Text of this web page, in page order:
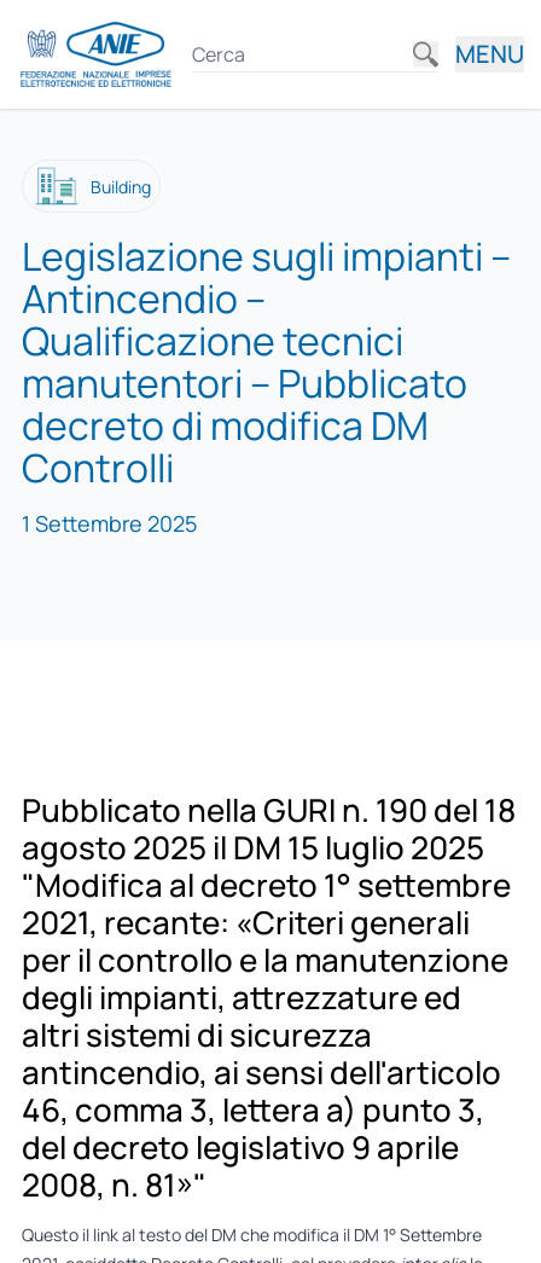
MENU
Building
Legislazione sugli impianti –
Antincendio –
Qualificazione tecnici
manutentori – Pubblicato
decreto di modifica DM
Controlli
1 Settembre 2025
Pubblicato nella GURI n. 190 del 18
agosto 2025 il DM 15 luglio 2025
"Modifica al decreto 1° settembre
2021, recante: «Criteri generali
per il controllo e la manutenzione
degli impianti, attrezzature ed
altri sistemi di sicurezza
antincendio, ai sensi dell'articolo
46, comma 3, lettera a) punto 3,
del decreto legislativo 9 aprile
2008, n. 81»"
Questo il link al testo del DM che modifica il DM 1° Settembre